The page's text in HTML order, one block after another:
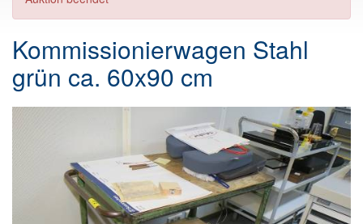
Kommissionierwagen Stahl
grün ca. 60x90 cm